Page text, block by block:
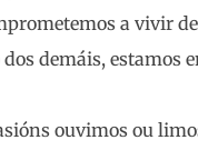
a vivir
demáis, estamos
ouvimos ou